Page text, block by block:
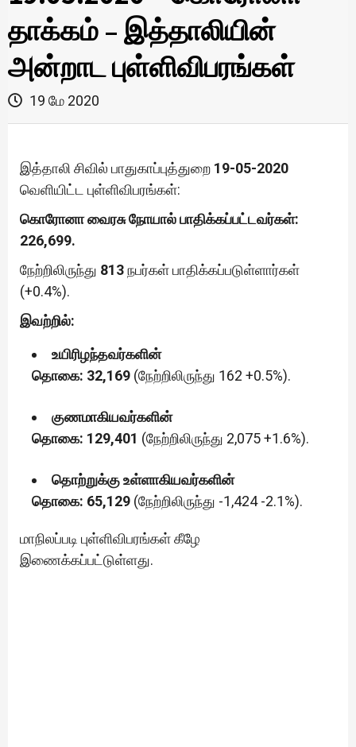
தாக்கம் – இத்தாலியின்
அன்றாட புள்ளிவிபரங்கள்
19 மே 2020
இத்தாலி சிவில் பாதுகாப்புத்துறை 19-05-2020
வெளியிட்ட புள்ளிவிபரங்கள்:
கொரோனா வைரசு நோயால் பாதிக்கப்பட்டவர்கள்:
226,699.
நேற்றிலிருந்து 813நபர்கள் பாதிக்கப்படுள்ளார்கள்
(+0.4%).
இவற்றில்:
உயிரிழந்தவர்களின்
தொகை: 32,169 (நேற்றிலிருந்து 162 +0.5%).
குணமாகியவர்களின்
தொகை: 129,401 (நேற்றிலிருந்து 2,075 +1.6%).
தொற்றுக்கு உள்ளாகியவர்களின்
தொகை: 65,129 (நேற்றிலிருந்து -1,424 -2.1%).
மாநிலப்படி புள்ளிவிபரங்கள் கீழே
இணைக்கப்பட்டுள்ளது.